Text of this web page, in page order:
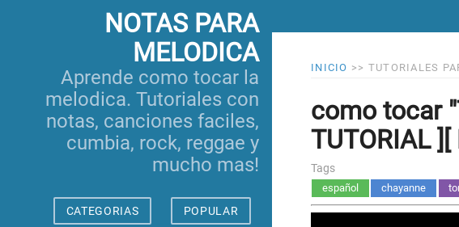
NOTAS PARA
MELODICA
Aprende como tocar la
melodica. Tutoriales con
notas, canciones faciles,
cumbia, rock, reggae y
mucho mas!
CATEGORIAS POPULAR
INICIO >> TUTORIALES
como tocar
TUTORIAL ][
Tags
español chayanne